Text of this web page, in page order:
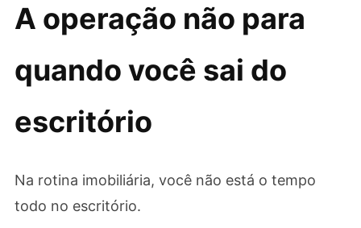
A operação não para
quando você sai do
escritório
Na rotina imobiliária, você não está o tempo
todo no escritório.